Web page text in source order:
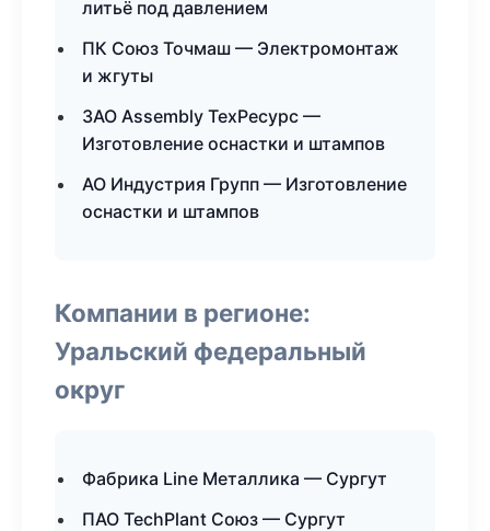
литьё под давлением
ПК Союз Точмаш — Электромонтаж
и жгуты
ЗАО Assembly ТехРесурс —
Изготовление оснастки и штампов
АО Индустрия Групп — Изготовление
оснастки и штампов
Компании в регионе:
Уральский федеральный
округ
Фабрика Line Металлика — Сургут
ПАО TechPlant Союз — Сургут